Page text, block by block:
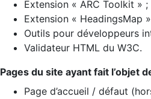
Extension « ARC Toolkit » ;
Extension « HeadingsMap
Outils pour développeurs
Validateur HTML du W3C.
Pages du site ayant fait l’objet
Page d’accueil / défaut